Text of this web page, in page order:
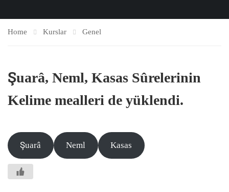
Home Kurslar Genel
Şuarâ, Neml, Kasas Sûrelerinin
Kelime mealleri de yüklendi.
Şuarâ Neml Kasas